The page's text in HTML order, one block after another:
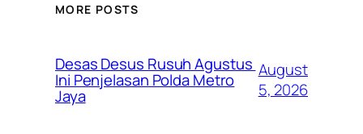
MORE POSTS
Desas Desus Rusuh Agustus
Ini Penjelasan Polda Metro
Jaya
August
5, 2026